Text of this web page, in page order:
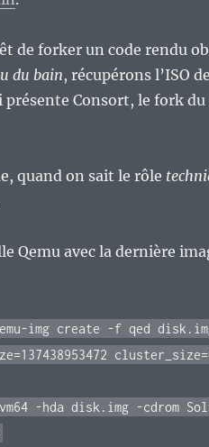
de forker un code rendu
du bain, récupérons l’ISO
Consort, le fork du
quand on sait le rôle
Qemu avec la dernière
img create -f qed
-hda disk.img -cdrom